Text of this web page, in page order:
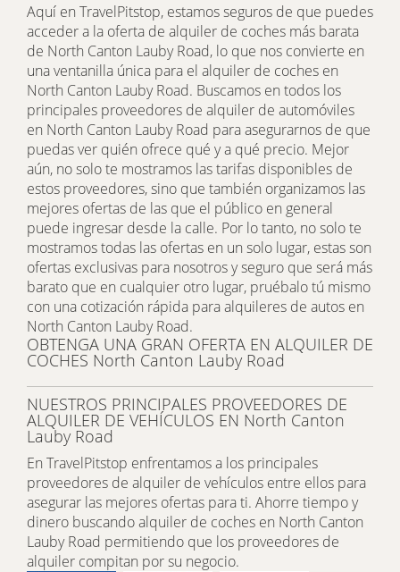
Aquí en TravelPitstop, estamos seguros de que puedes
acceder a la oferta de alquiler de coches más barata
de North Canton Lauby Road, lo que nos convierte en
una ventanilla única para el alquiler de coches en
North Canton Lauby Road. Buscamos en todos los
principales proveedores de alquiler de automóviles
en North Canton Lauby Road para asegurarnos de que
puedas ver quién ofrece qué y a qué precio. Mejor
aún, no solo te mostramos las tarifas disponibles de
estos proveedores, sino que también organizamos las
mejores ofertas de las que el público en general
puede ingresar desde la calle. Por lo tanto, no solo te
mostramos todas las ofertas en un solo lugar, estas son
ofertas exclusivas para nosotros y seguro que será más
barato que en cualquier otro lugar, pruébalo tú mismo
con una cotización rápida para alquileres de autos en
North Canton Lauby Road.
OBTENGA UNA GRAN OFERTA EN ALQUILER DE
COCHES North Canton Lauby Road
NUESTROS PRINCIPALES PROVEEDORES DE
ALQUILER DE VEHÍCULOS EN North Canton
Lauby Road
En TravelPitstop enfrentamos a los principales
proveedores de alquiler de vehículos entre ellos para
asegurar las mejores ofertas para ti. Ahorre tiempo y
dinero buscando alquiler de coches en North Canton
Lauby Road permitiendo que los proveedores de
alquiler compitan por su negocio.